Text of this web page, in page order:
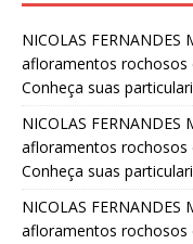
NICOLAS FERNANDES
afloramentos rochosos
Conheça suas
NICOLAS FERNANDES
afloramentos rochosos
Conheça suas
NICOLAS FERNANDES
afloramentos rochosos